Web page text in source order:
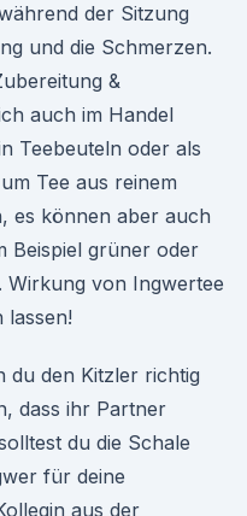
der Sitzung
und die Schmerzen.
&
auch im Handel
Teebeuteln oder als
Tee aus reinem
es können aber auch
Beispiel grüner oder
Wirkung von Ingwertee
lassen!
du den Kitzler richtig
dass ihr Partner
du die Schale
für deine
aus der